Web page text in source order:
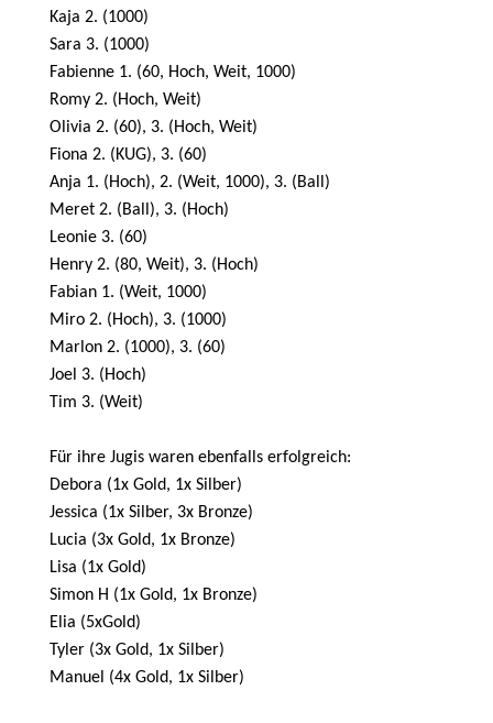
Kaja 2. (1000)
Sara 3. (1000)
Fabienne 1. (60, Hoch, Weit, 1000)
Romy 2. (Hoch, Weit)
Olivia 2. (60), 3. (Hoch, Weit)
Fiona 2. (KUG), 3. (60)
Anja 1. (Hoch), 2. (Weit, 1000), 3. (Ball)
Meret 2. (Ball), 3. (Hoch)
Leonie 3. (60)
Henry 2. (80, Weit), 3. (Hoch)
Fabian 1. (Weit, 1000)
Miro 2. (Hoch), 3. (1000)
Marlon 2. (1000), 3. (60)
Joel 3. (Hoch)
Tim 3. (Weit)
Für ihre Jugis waren ebenfalls erfolgreich:
Debora (1x Gold, 1x Silber)
Jessica (1x Silber, 3x Bronze)
Lucia (3x Gold, 1x Bronze)
Lisa (1x Gold)
Simon H (1x Gold, 1x Bronze)
Elia (5xGold)
Tyler (3x Gold, 1x Silber)
Manuel (4x Gold, 1x Silber)